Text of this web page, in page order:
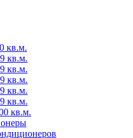
кв.м.
кв.м.
кв.м.
кв.м.
кв.м.
кв.м.
кв.м.